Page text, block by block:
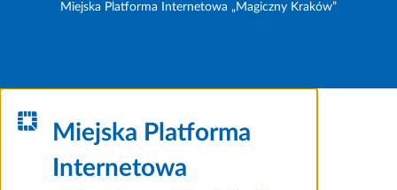
Miejska Platforma Internetowa „Magiczny Kraków”
Miejska Platforma
Internetowa